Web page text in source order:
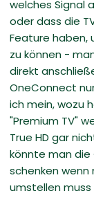
welches Signal
oder dass die
Feature haben,
zu können -
direkt
OneConnect
ich mein, wozu
"Premium TV"
True HD gar
könnte man die
schenken
umstellen muss